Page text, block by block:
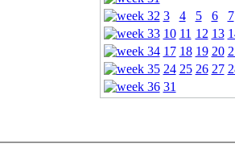
3
4 5 6 7
10 11 12 13
17 18 19 20
24 25 26 27
31